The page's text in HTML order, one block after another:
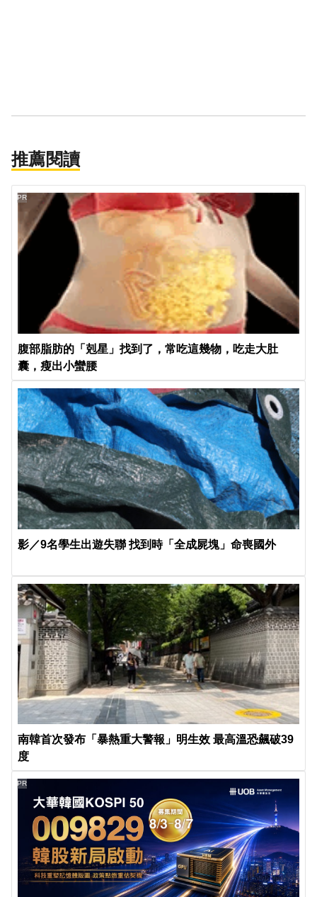
推薦閱讀
腹部脂肪的「剋星」找到了，常吃這幾物，吃走大肚
囊，瘦出小蠻腰
PR
影／9名學生出遊失聯 找到時「全成屍塊」命喪國外
南韓首次發布「暴熱重大警報」明生效 最高溫恐飆破39
度
PR